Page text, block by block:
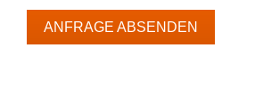
ANFRAGE ABSENDEN